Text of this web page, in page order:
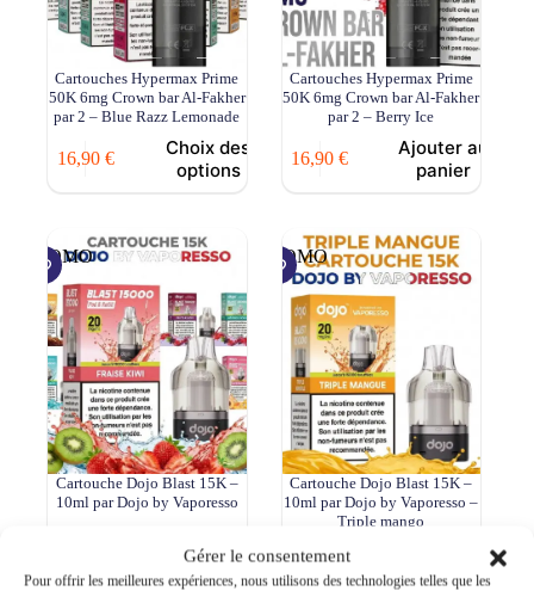
Gérer le consentement
Pour offrir les meilleures expériences, nous utilisons des technologies telles que les
Cartouches Hypermax Prime
50K 6mg Crown bar Al-Fakher
par 2 – Blue Razz Lemonade
16,90 €
Choix des
options
Cartouches Hypermax Prime
50K 6mg Crown bar Al-Fakher
par 2 – Berry Ice
16,90€
Ajouter au
panier
PROMO
Cartouche Dojo Blast 15K –
10ml par Dojo by Vaporesso
8,90€
Choix des
options
PROMO
Cartouche Dojo Blast 15K –
10ml par Dojo by Vaporesso –
Triple mango
9,90
Le
8,90€Le
panier